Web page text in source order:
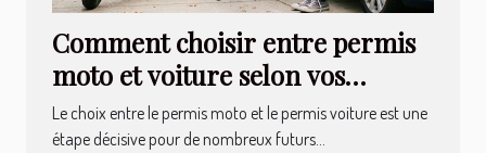
Comment choisir entre permis
moto et voiture selon vos
besoins ?
Le choix entre le permis moto et le permis voiture est une
étape décisive pour de nombreux futurs...